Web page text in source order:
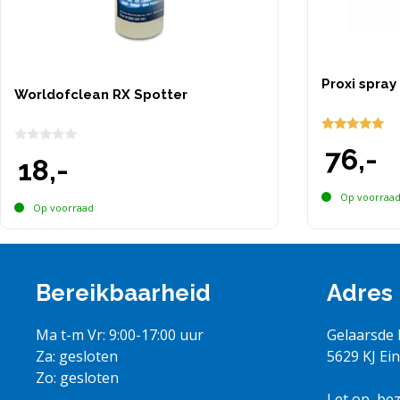
Worldofclean RX Spotter
a18,-
Op voorraad
Proxi
van 5
76,-
Op voorraad
Bereikbaarheid
Ma t-m Vr: 9:00-17:00 uur
Za: gesloten
Zo: gesloten
Adres
Gelaarsde
5629 KJ